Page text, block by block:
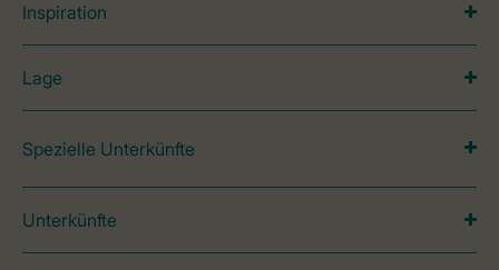
Inspiration
Lage
Spezielle Unterkünfte
Unterkünfte